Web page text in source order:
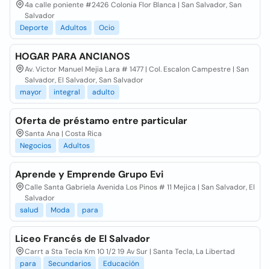
4a calle poniente #2426 Colonia Flor Blanca | San Salvador, San
Salvador
Deporte
Adultos Ocio
HOGAR PARA ANCIANOS
Av. Victor Manuel Mejia Lara # 1477 | Col. Escalon Campestre | San
Salvador, El Salvador, San Salvador
mayor
integral adulto
Oferta de préstamo entre particular
Santa Ana | Costa Rica
Negocios
Adultos
Aprende y Emprende Grupo Evi
Calle Santa Gabriela Avenida Los Pinos # 11 Mejica | San Salvador, El
Salvador
salud
Moda para
Liceo Francés de El Salvador
Carrt a Sta Tecla Km 10 1/2 19 Av Sur | Santa Tecla, La Libertad
para
Secundarios Educación